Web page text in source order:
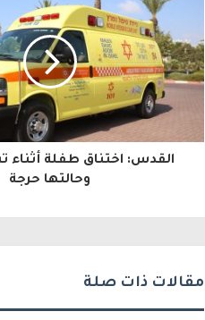
د
ك
ل
القدس: اختناق طفلة أثناء
وحالتها حرجة
مقالات ذات صلة